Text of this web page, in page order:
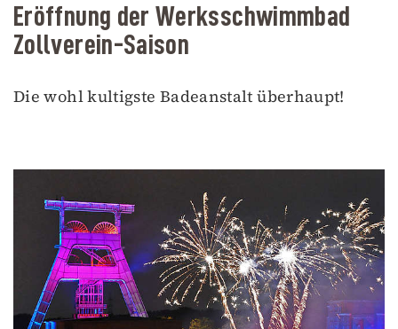
Eröffnung der Werksschwimmbad
Zollverein-Saison
Die wohl kultigste Badeanstalt überhaupt!